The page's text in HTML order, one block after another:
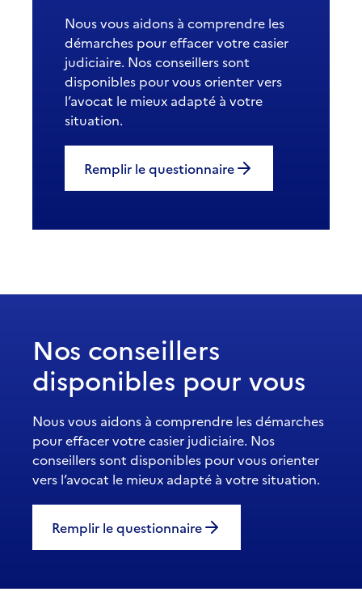
Nous vous aidons à comprendre les
démarches pour effacer votre casier
judiciaire. Nos conseillers sont
disponibles pour vous orienter vers
l’avocat le mieux adapté à votre
situation.
Remplir le questionnaire
Nos conseillers
disponibles pour vous
Nous vous aidons à comprendre les démarches
pour effacer votre casier judiciaire. Nos
conseillers sont disponibles pour vous orienter
vers l’avocat le mieux adapté à votre situation.
Remplir le questionnaire